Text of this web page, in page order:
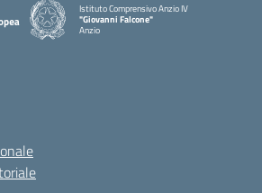
Istituto Comprensivo Anzio IV
"Giovanni Falcone"
Anzio